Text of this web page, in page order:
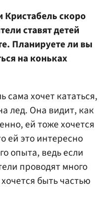
скоро
ставят детей
Планируете ли вы
на коньках
сама хочет кататься,
лед. Она видит, как
ей тоже хочется
ей это интересно
опыта, ведь если
проводят много
быть частью